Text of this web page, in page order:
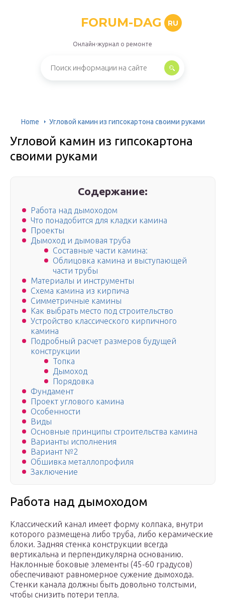
FORUM-DAG RU
Онлайн-журнал о ремонте
Home Угловой камин из гипсокартона своими руками
Угловой камин из гипсокартона
своими руками
Содержание:
Работа над дымоходом
Что понадобится для кладки камина
Проекты
Дымоход и дымовая труба
Составные части камина:
Облицовка камина и выступающей
части трубы
Материалы и инструменты
Схема камина из кирпича
Симметричные камины
Как выбрать место под строительство
Устройство классического кирпичного
камина
Подробный расчет размеров будущей
конструкции
Топка
Дымоход
Порядовка
Фундамент
Проект углового камина
Особенности
Виды
Основные принципы строительства камина
Варианты исполнения
Вариант №2
Обшивка металлопрофиля
Заключение
Работа над дымоходом
Классический канал имеет форму колпака, внутри
которого размещена либо труба, либо керамические
блоки. Задняя стенка конструкции всегда
вертикальна и перпендикулярна основанию.
Наклонные боковые элементы (45-60 градусов)
обеспечивают равномерное сужение дымохода.
Стенки канала должны быть довольно толстыми,
чтобы снизить потери тепла.